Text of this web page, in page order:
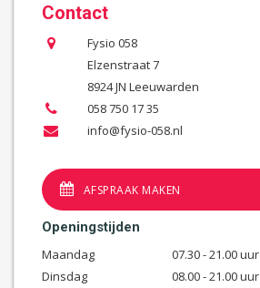
Contact
Fysio 058
Elzenstraat 7
8924 JN Leeuwarden
058 750 17 35
info@fysio-058.nl
AFSPRAAK MAKEN
Openingstijden
Maandag
07.30 - 21.00 uur
Dinsdag
08.00 - 21.00 uur